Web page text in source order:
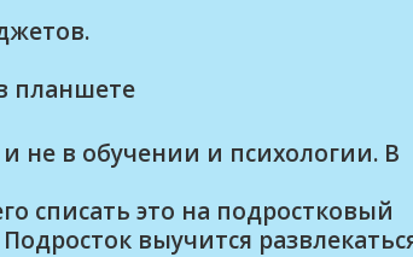
планшете
не в обучении и психологии. В
списать это на подростковый
выучится